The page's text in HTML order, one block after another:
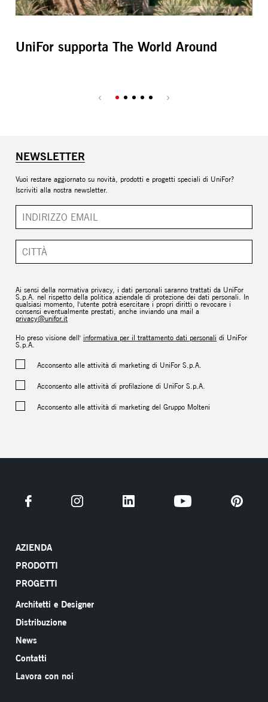
UniFor supporta The World Around
NEWSLETTER
Vuoi restare aggiornato su novità, prodotti e progetti speciali di UniFor?
Iscriviti alla nostra newsletter.
Ai sensi della normativa privacy, i dati personali saranno trattati da UniFor
S.p.A. nel rispetto della politica aziendale di protezione dei dati personali. In
qualsiasi momento, l'utente potrà esercitare i propri diritti o revocare i
consensi eventualmente prestati, anche inviando una mail a
privacy@unifor.it
Ho preso visione dell' informativa per il trattamento dati personali di UniFor
S.p.A.
Acconsento alle attività di marketing di UniFor S.p.A.
Acconsento alle attività di profilazione di UniFor S.p.A.
Acconsento alle attività di marketing del Gruppo Molteni
AZIENDA
PRODOTTI
PROGETTI
Architetti e Designer
Distribuzione
News
Contatti
Lavora con noi